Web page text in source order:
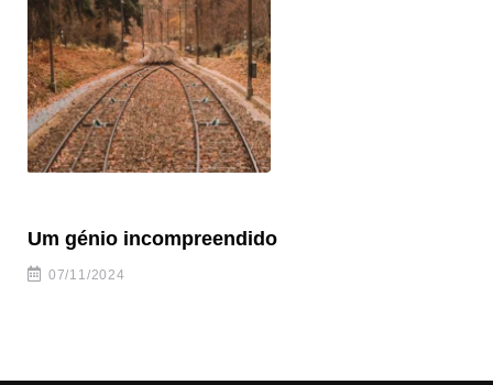
Um génio incompreendido
07/11/2024